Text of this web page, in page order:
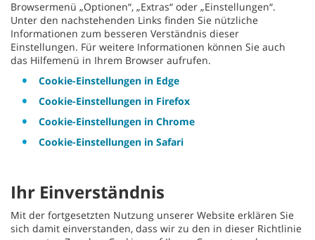
Browsermenü „Optionen“, „Extras“ oder „Einstellungen“.
Unter den nachstehenden Links finden Sie nützliche
Informationen zum besseren Verständnis dieser
Einstellungen. Für weitere Informationen können Sie auch
das Hilfemenü in Ihrem Browser aufrufen.
Cookie-Einstellungen in Edge
Cookie-Einstellungen in Firefox
Cookie-Einstellungen in Chrome
Cookie-Einstellungen in Safari
Ihr Einverständnis
Mit der fortgesetzten Nutzung unserer Website erklären Sie
sich damit einverstanden, dass wir zu den in dieser Richtlinie